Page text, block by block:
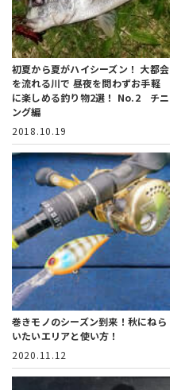
初夏から夏がハイシーズン！ 大都会
を流れる川で 昼夜を問わずお手軽
に楽しめる釣り物2選！ No.2 チニ
ング編
2018.10.19
巻きモノのシーズン到来！秋にねら
いたいエリアと使い方！
2020.11.12